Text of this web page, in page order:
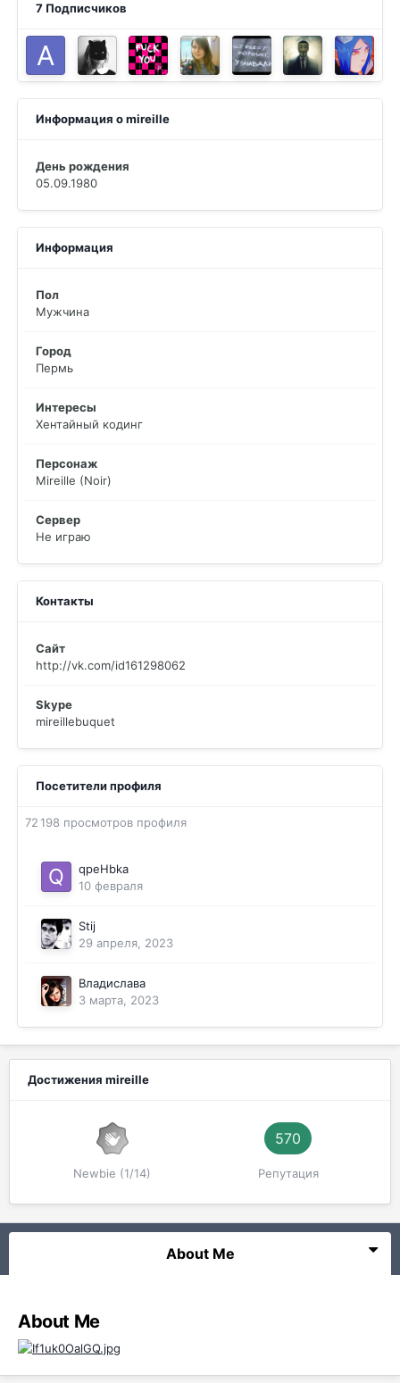
7 Подписчиков
Информация о mireille
День рождения
05.09.1980
Информация
Пол
Мужчина
Город
Пермь
Интересы
Хентайный кодинг
Персонаж
Mireille (Noir)
Сервер
Не играю
Контакты
Сайт
http://vk.com/id161298062
Skype
mireillebuquet
Посетители профиля
72 198 просмотров профиля
qpeHbka
10 февраля
Stij
29 апреля, 2023
Владислава
3 марта, 2023
Достижения mireille
Newbie (1/14)
570
Репутация
About Me
About Me